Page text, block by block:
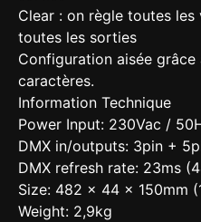
Clear : on règle toutes les
toutes les sorties
Configuration aisée grâce
caractères.
Information Technique
Power Input: 230Vac /
DMX in/outputs: 3pin +
DMX refresh rate: 23ms
Size: 482 x 44 x 150mm
Weight: 2,9kg